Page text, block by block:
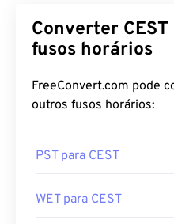
Converter
fusos horários
FreeConvert.com pode
outros fusos horários:
PST para CEST
WET para CEST